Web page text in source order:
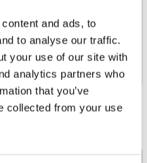
and ads, to
to analyse our traffic.
your use of our site with
analytics partners who
that you’ve
collected from your use
in de heuvels van Los
om de oude soul een
een gegarandeerd
september van dit jaar
in Platomania:Issue 319
op 2015-08-11